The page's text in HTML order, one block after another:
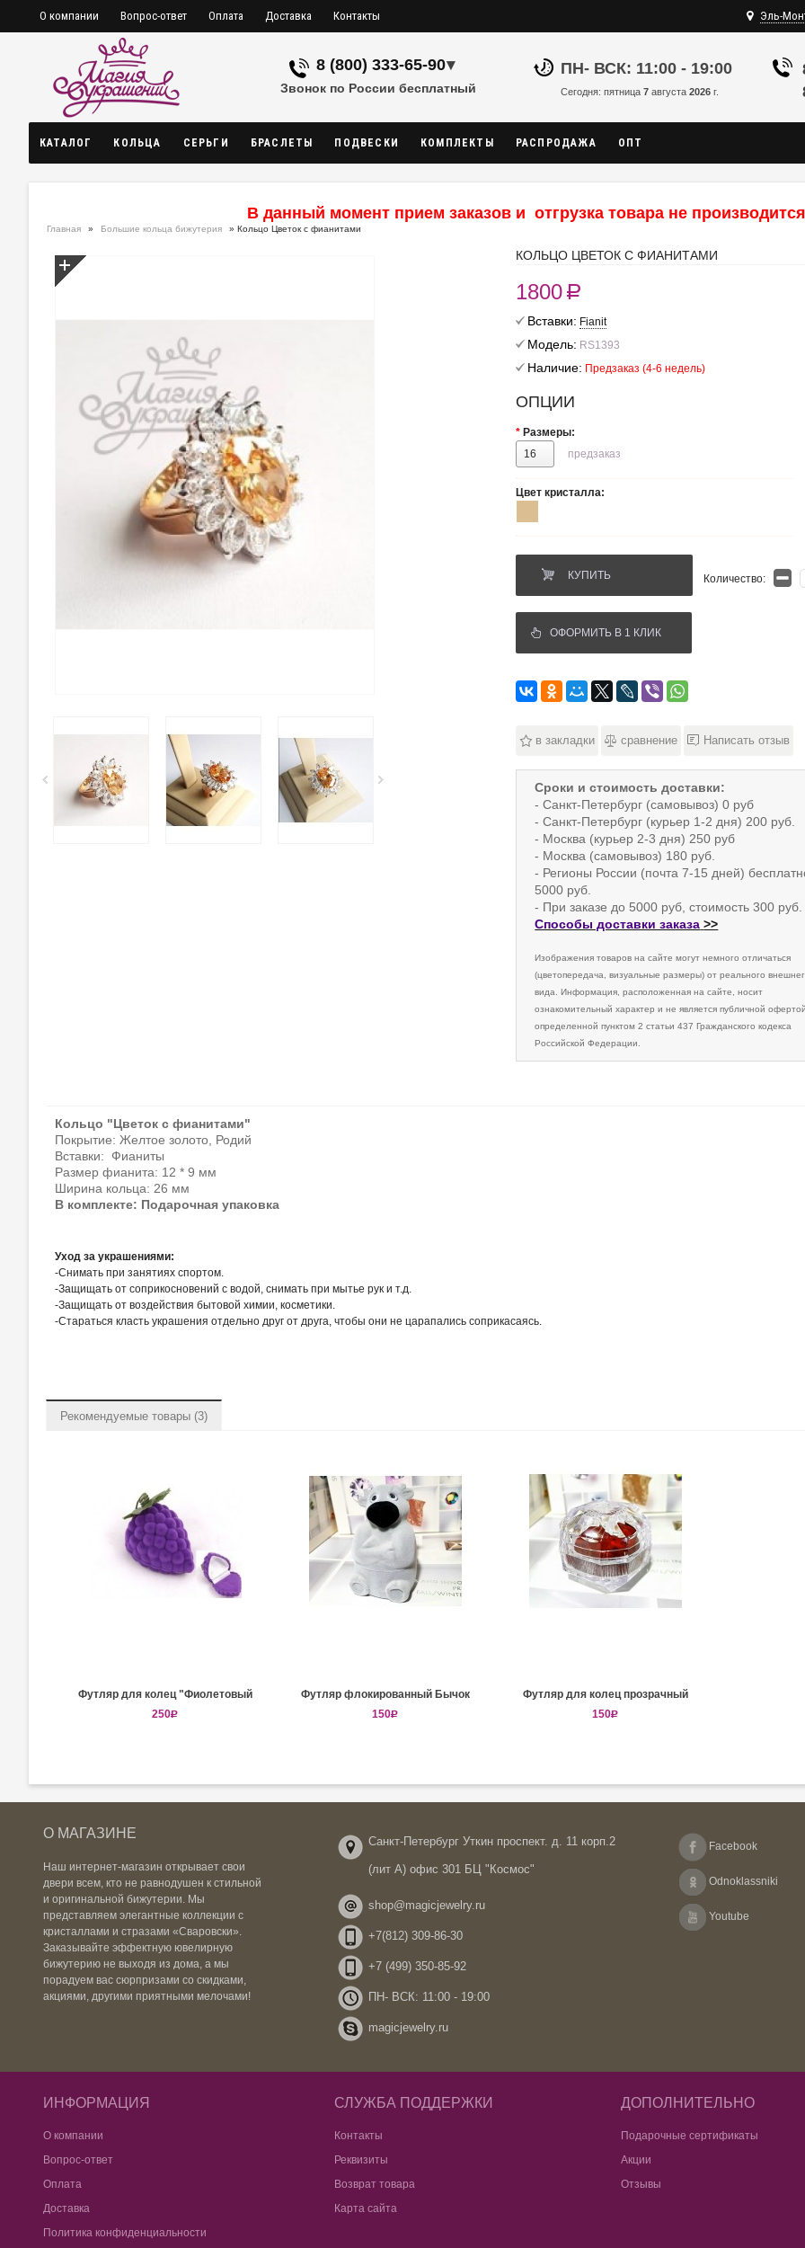
О компании Вопрос-ответ Оплата Доставка Контакты Эль-
8 (800) 333-65-90▾
Звонок по России бесплатный
ПН- ВСК: 11:00 - 19:00
Сегодня: пятница 7 августа 2026 г.
КАТАЛОГ КОЛЬЦА СЕРЬГИ БРАСЛЕТЫ ПОДВЕСКИ КОМПЛЕКТЫ РАСПРОДАЖА ОПТ
В данный момент прием заказов и отгрузка товара не
Главная » Большие кольца бижутерия » Кольцо Цветок с фианитами
КОЛЬЦО ЦВЕТОК С ФИАНИТАМИ
1800R
Вставки: Fianit
Модель: RS1393
Наличие: Предзаказ (4-6 недель)
ОПЦИИ
* Размеры:
16
предзаказ
Цвет кристалла:
КУПИТЬ Количество:
ОФОРМИТЬ В 1 КЛИК
в закладки сравнение Написать отзыв
Сроки и стоимость доставки:
- Санкт-Петербург (самовывоз) 0 руб
- Санкт-Петербург (курьер 1-2 дня) 200 руб.
- Москва (курьер 2-3 дня) 250 руб
- Москва (самовывоз) 180 руб.
- Регионы России (почта 7-15 дней)
5000 руб.
- При заказе до 5000 руб, стоимость 300 руб.
Способы доставки заказа >>
Изображения товаров на сайте могут немного отличаться
(цветопередача, визуальные размеры) от реального
вида. Информация, расположенная на сайте, носит
ознакомительный характер и не является публичной офертой,
определенной пунктом 2 статьи 437 Гражданского кодекса
Российской Федерации.
Кольцо "Цветок с фианитами"
Покрытие: Желтое золото, Родий
Вставки: Фианиты
Размер фианита: 12 * 9 мм
Ширина кольца: 26 мм
В комплекте: Подарочная упаковка
Уход за украшениями:
-Снимать при занятиях спортом.
-Защищать от соприкосновений с водой, снимать при мытье рук и т.д.
-Защищать от воздействия бытовой химии, косметики.
-Стараться класть украшения отдельно друг от друга, чтобы они не царапались соприкасаясь.
Рекомендуемые товары (3)
Футляр для колец "Фиолетовый
Виноград"
250R
Футляр флокированный Бычок
150R
Футляр для колец прозрачный
150R
О МАГАЗИНЕ
Наш интернет-магазин открывает свои
двери всем, кто не равнодушен к стильной
и оригинальной бижутерии. Мы
представляем элегантные коллекции с
кристаллами и стразами «Сваровски».
Заказывайте эффектную ювелирную
бижутерию не выходя из дома, а мы
порадуем вас сюрпризами со скидками,
акциями, другими приятными мелочами!
Санкт-Петербург Уткин проспект. д. 11 корп.2
(лит А) офис 301 БЦ "Космос"
shop@magicjewelry.ru
+7(812) 309-86-30
+7 (499) 350-85-92
ПН- ВСК: 11:00 - 19:00
magicjewelry.ru
Facebook
Odnoklassniki
Youtube
ИНФОРМАЦИЯ
О компании
Вопрос-ответ
Оплата
Доставка
Политика конфиденциальности
СЛУЖБА ПОДДЕРЖКИ
Контакты
Реквизиты
Возврат товара
Карта сайта
ДОПОЛНИТЕЛЬНО
Подарочные сертификаты
Акции
Отзывы